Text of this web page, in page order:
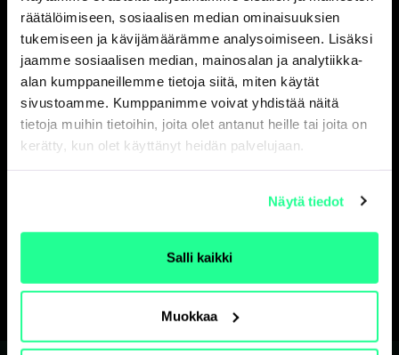
räätälöimiseen, sosiaalisen median ominaisuuksien
tukemiseen ja kävijämäärämme analysoimiseen. Lisäksi
jaamme sosiaalisen median, mainosalan ja analytiikka-
alan kumppaneillemme tietoja siitä, miten käytät
sivustoamme. Kumppanimme voivat yhdistää näitä
tietoja muihin tietoihin, joita olet antanut heille tai joita on
kerätty, kun olet käyttänyt heidän palvelujaan.
Näytä tiedot
Salli kaikki
Muokkaa
Tunnusluvut
Liikevaihto
toimialoittain